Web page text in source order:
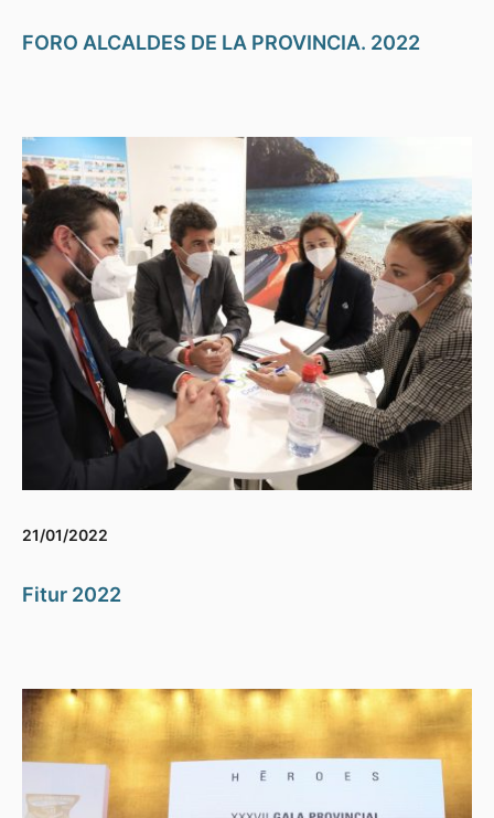
FORO ALCALDES DE LA PROVINCIA. 2022
21/01/2022
Fitur 2022